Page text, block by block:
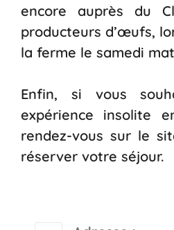
encore auprès du
producteurs d’œufs,
la ferme le samedi
Enfin, si vous
expérience insolite
rendez-vous sur le
réserver votre séjour.